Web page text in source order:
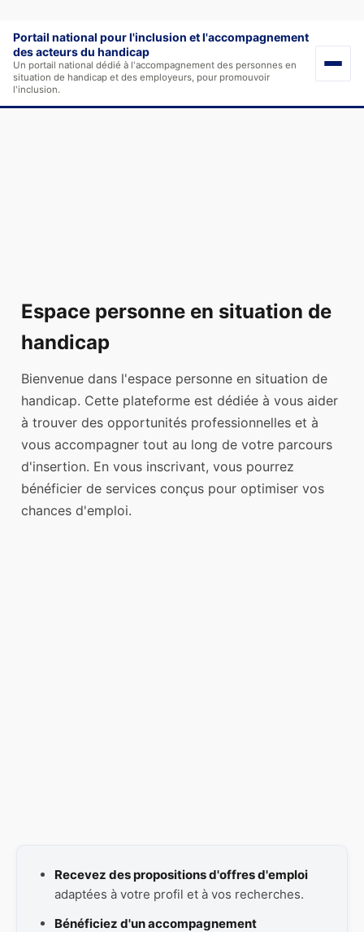
Portail national pour l'inclusion et l'accompagnement
des acteurs du handicap
Un portail national dédié à l'accompagnement des personnes en
situation de handicap et des employeurs, pour promouvoir
l'inclusion.
Espace personne en situation de
handicap
Bienvenue dans l'espace personne en situation de
handicap. Cette plateforme est dédiée à vous aider
à trouver des opportunités professionnelles et à
vous accompagner tout au long de votre parcours
d'insertion. En vous inscrivant, vous pourrez
bénéficier de services conçus pour optimiser vos
chances d'emploi.
Recevez des propositions d'offres d'emploi
adaptées à votre profil et à vos recherches.
Bénéficiez d'un accompagnement